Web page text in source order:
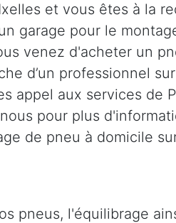
et vous êtes à la
garage pour le
venez d'acheter un
d’un professionnel
appel aux services de
pour plus
de pneu à domicile
pneus, l'équilibrage